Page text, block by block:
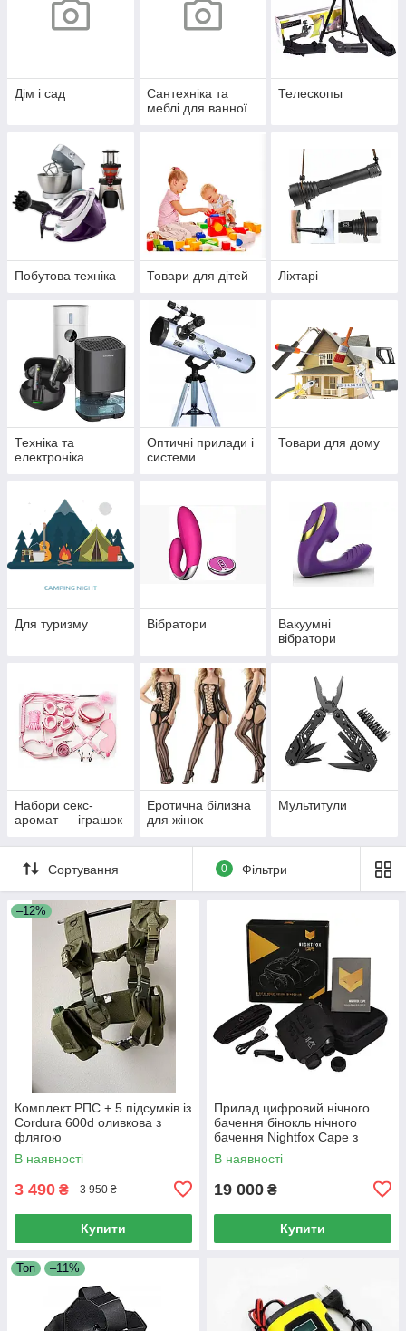
Дім і сад
Сантехніка та
меблі для ванної
Телескопы
Побутова техніка Товари для дітей Ліхтарі
Техніка та
електроніка
Оптичні прилади і
системи
Товари для дому
Для туризму Вібратори
Вакуумні
вібратори
Набори секс-
аромат — іграшок
Еротична білизна
для жінок
Мультитули
Сортування 0 Фільтри
–12%
Комплект РПС + 5 підсумків із
Cordura 600d оливкова з
флягою
В наявності
3 490 ₴ 3 950 ₴
Купити
Прилад цифровий нічного
бачення бінокль нічного
бачення Nightfox Cape з
кріпленням
В наявності
19 000 ₴
Купити
Топ –11%